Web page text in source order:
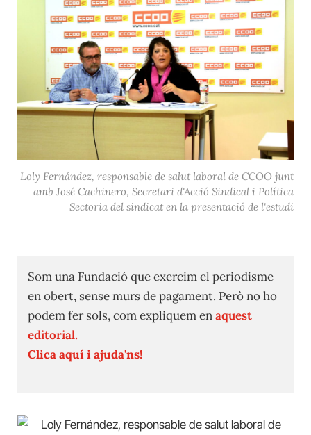
Loly Fernández, responsable de salut laboral de CCOO junt
amb José Cachinero, Secretari d'Acció Sindical i Política
Sectoria del sindicat en la presentació de l'estudi
Som una Fundació que exercim el periodisme
en obert, sense murs de pagament. Però no ho
podem fer sols, com expliquem enaquest
editorial.
Clica aquí i ajuda'ns!